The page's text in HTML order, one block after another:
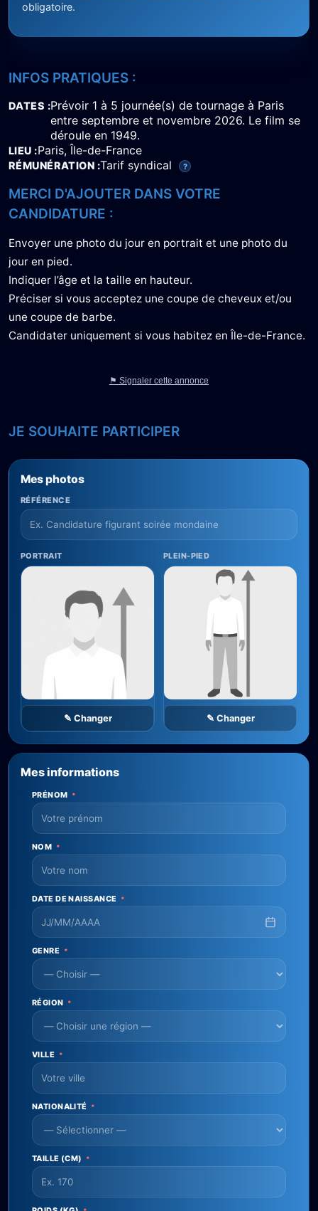
obligatoire.
INFOS PRATIQUES :
DATES Prévoir 1 à 5 journée(s) de tournage à Paris
entre septembre et novembre 2026. Le film se
déroule en 1949.
LIEU Paris, Île-de-France
RÉMUNÉRATION Tarif syndical ?
MERCI D'AJOUTER DANS VOTRE
CANDIDATURE :
Envoyer une photo du jour en portrait et une photo du
jour en pied.
Indiquer l’âge et la taille en hauteur.
Préciser si vous acceptez une coupe de cheveux et/ou
une coupe de barbe.
Candidater uniquement si vous habitez en Île-de-France.
⚑ Signaler cette annonce
JE SOUHAITE PARTICIPER
Mes photos
RÉFÉRENCE
PORTRAIT
✎ Changer
PLEIN-PIED
✎ Changer
Mes informations
PRÉNOM *
NOM *
DATE DE NAISSANCE *
GENRE *
RÉGION *
VILLE *
NATIONALITÉ *
TAILLE (CM) *